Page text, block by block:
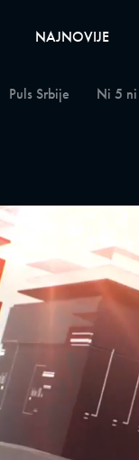
NAJNOVIJE
Puls Srbije Ni 5